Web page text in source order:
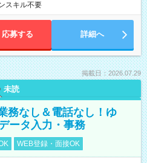
スキル不要
応募する 詳細へ
掲載日：2026.07.29
未読
務なし＆電話なし！ゆ
ータ入力・事務
WEB登録・面接OK